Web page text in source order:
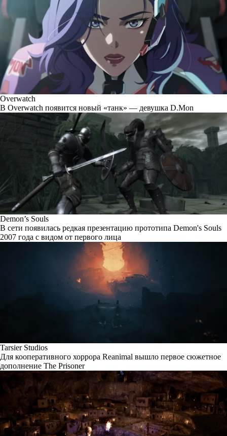
Overwatch
В Overwatch появится новый «танк» — девушка D.Mon
Demon’s Souls
В сети появилась редкая презентацию прототипа Demon's Souls
2007 года с видом от первого лица
Tarsier Studios
Для кооперативного хоррора Reanimal вышло первое сюжетное
дополнение The Prisoner